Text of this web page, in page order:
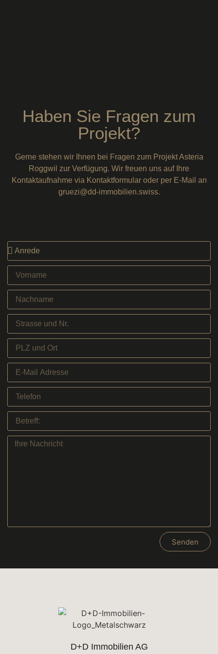
Haben Sie Fragen zum
Projekt?
Gerne stehen wir Ihnen bei Fragen zum Projekt Asteria
Roggwil zur Verfügung. Wir freuen uns auf Ihre
Kontaktaufnahme via Kontaktformular oder per E-Mail an
gruezi@dd-immobilien.swiss.
Senden
D+D Immobilien AG